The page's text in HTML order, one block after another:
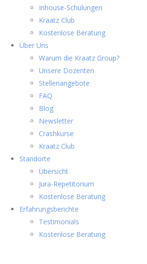
Inhouse-Schulungen
Kraatz Club
Kostenlose Beratung
Über Uns
Warum die Kraatz Group?
Unsere Dozenten
Stellenangebote
FAQ
Blog
Newsletter
Crashkurse
Kraatz Club
Standorte
Übersicht
Jura-Repetitorium
Kostenlose Beratung
Erfahrungsberichte
Testimonials
Kostenlose Beratung